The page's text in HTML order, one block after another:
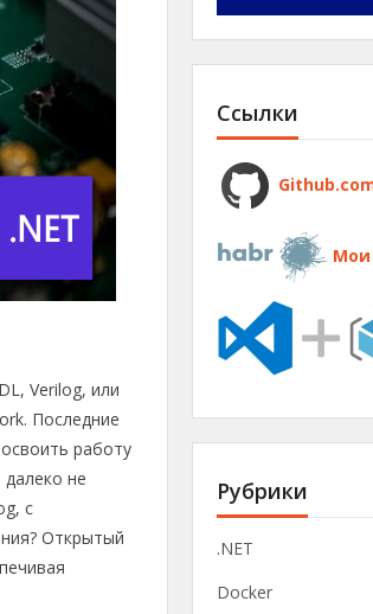
Verilog, или
Последние
работу
не
с
Открытый
Ссылки
Мои
Рубрики
.NET
Docker